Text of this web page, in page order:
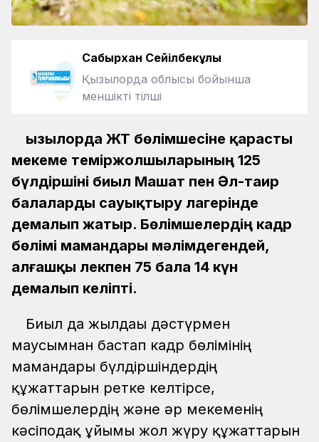
Сабырхан Сейілбекұлы
Қызылорда облысы бойынша
меншікті тілші
Қызылорда ЖТ бөлімшесіне қарасты
мекеме теміржолшыларының 125
бүлдіршіні биыл Машат пен Әл-таир
балаларды сауықтыру лагерінде
демалып жатыр. Бөлімшелердің кадр
бөлімі мамандары мәлімдегендей,
алғашқы лекпен 75 бала 14 күн
демалып келіпті.
Биыл да жылдағы дәстүрмен
маусымнан бастап кадр бөлімінің
мамандары бүлдіршіндердің
құжаттарын ретке келтірсе,
бөлімшелердің және әр мекеменің
кәсіподақ ұйымы жол жүру құжаттарын